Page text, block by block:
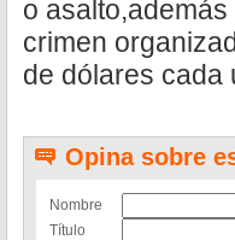
o
crimen
de dólares cada
Opina sobre
Nombre
Título